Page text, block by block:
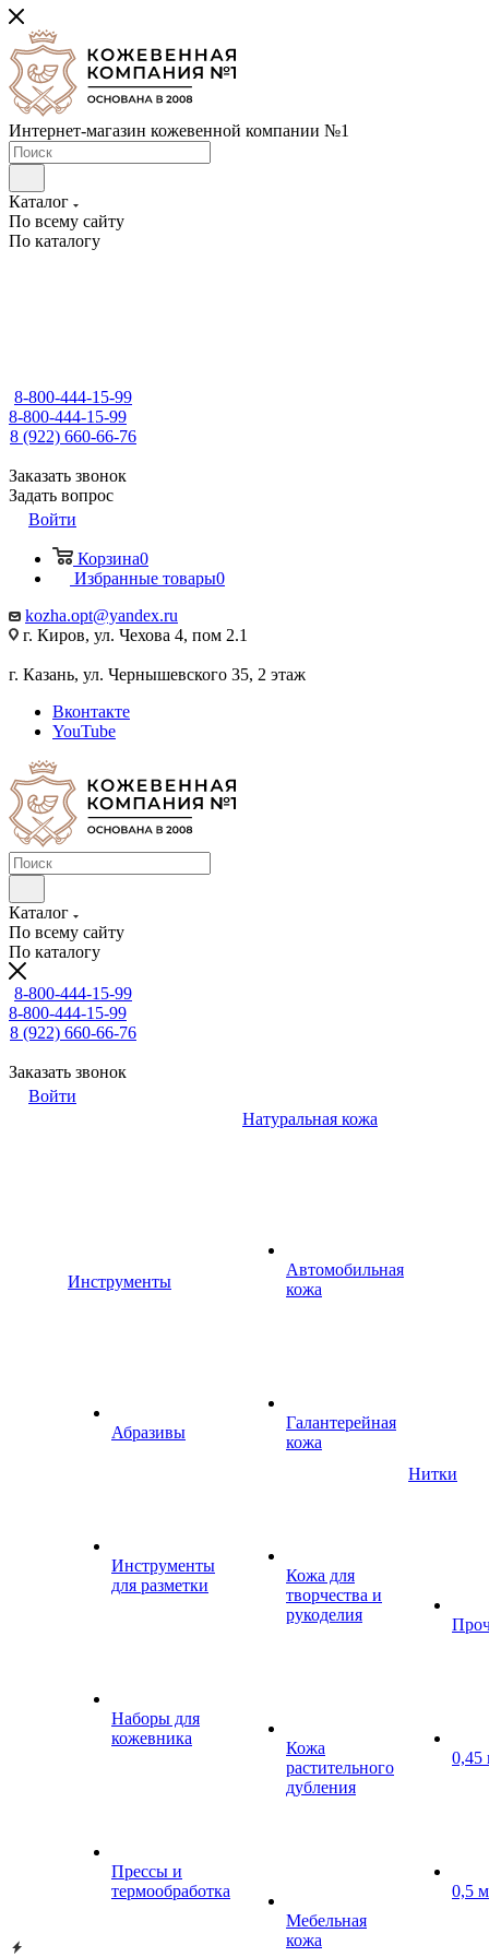
Интернет-магазин кожевенной компании №1
Каталог
По всему сайту
По каталогу
8-800-444-15-99
8-800-444-15-99
8 (922) 660-66-76
Заказать звонок
Задать вопрос
Войти
Корзина0
Избранные товары0
kozha.opt@yandex.ru
г. Киров, ул. Чехова 4, пом 2.1
г. Казань, ул. Чернышевского 35, 2 этаж
Вконтакте
YouTube
Каталог
По всему сайту
По каталогу
8-800-444-15-99
8-800-444-15-99
8 (922) 660-66-76
Заказать звонок
Войти
Инструменты
Абразивы
Инструменты
для разметки
Наборы для
кожевника
Прессы и
термообработка
Натуральная кожа
Автомобильная
кожа
Галантерейная
кожа
Кожа для
творчества и
рукоделия
Кожа
растительного
дубления
Мебельная
кожа
Нитки
0,45
0,5